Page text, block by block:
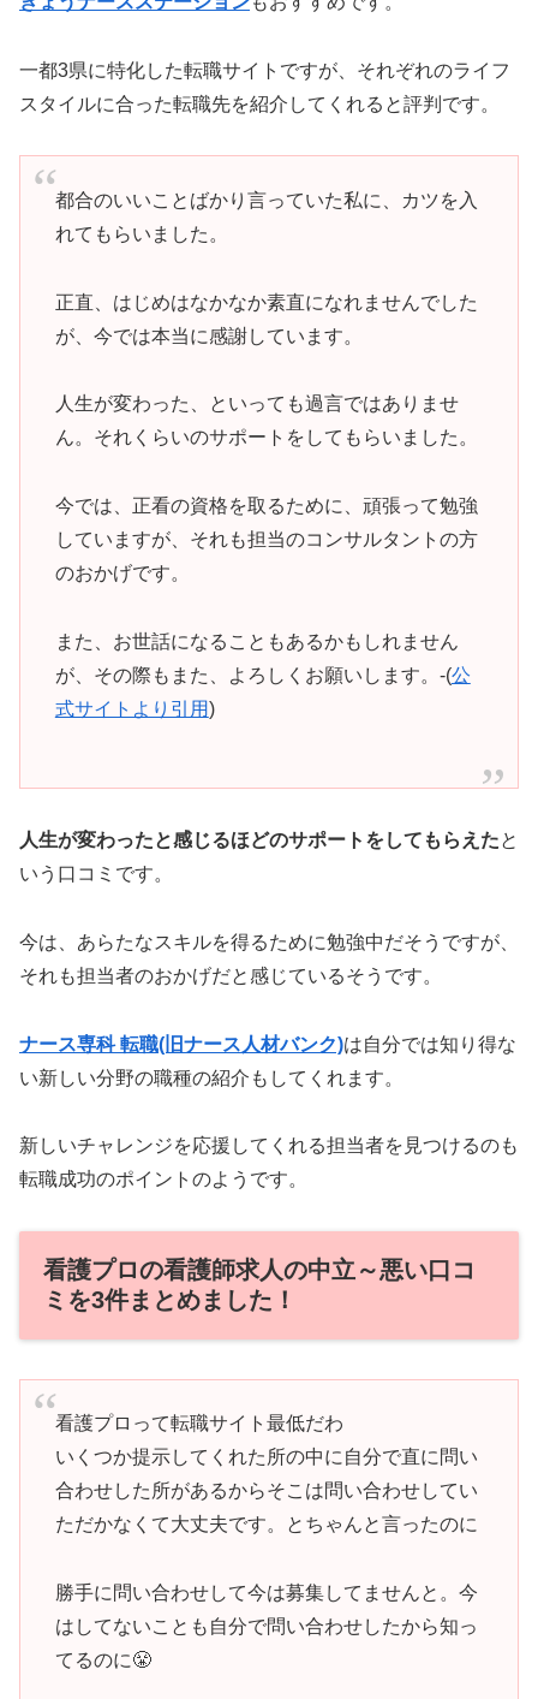
一都3県に特化した転職サイトですが、それぞれのライフ
スタイルに合った転職先を紹介してくれると評判です。
都合のいいことばかり言っていた私に、カツを入
れてもらいました。
正直、はじめはなかなか素直になれませんでした
が、今では本当に感謝しています。
人生が変わった、といっても過言ではありませ
ん。それくらいのサポートをしてもらいました。
今では、正看の資格を取るために、頑張って勉強
していますが、それも担当のコンサルタントの方
のおかげです。
また、お世話になることもあるかもしれません
が、その際もまた、よろしくお願いします。-(公
式サイトより引用)
人生が変わったと感じるほどのサポートをしてもらえたと
いう口コミです。
今は、あらたなスキルを得るために勉強中だそうですが、
それも担当者のおかげだと感じているそうです。
ナース専科 転職(旧ナース人材バンク)は自分では知り得な
い新しい分野の職種の紹介もしてくれます。
新しいチャレンジを応援してくれる担当者を見つけるのも
転職成功のポイントのようです。
看護プロの看護師求人の中立～悪い口コ
ミを3件まとめました！
看護プロって転職サイト最低だわ
いくつか提示してくれた所の中に自分で直に問い
合わせした所があるからそこは問い合わせしてい
ただかなくて大丈夫です。とちゃんと言ったのに
勝手に問い合わせして今は募集してませんと。今
はしてないことも自分で問い合わせしたから知っ
てるのに😤